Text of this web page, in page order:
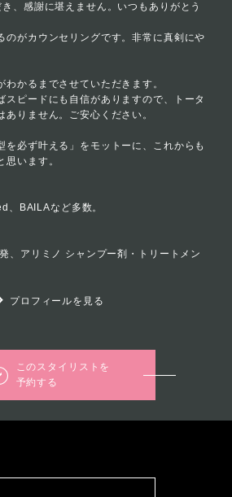
、感謝に堪えません。いつもありがとう
のがカウンセリングです。非常に真剣にや
わかるまでさせていただきます。
スピードにも自信がありますので、トータ
ありません。ご安心ください。
を必ず叶える」をモットーに、これからも
思います。
BAILAなど多数。
、アリミノ シャンプー剤・トリートメン
プロフィールを見る
このスタイリストを
予約する